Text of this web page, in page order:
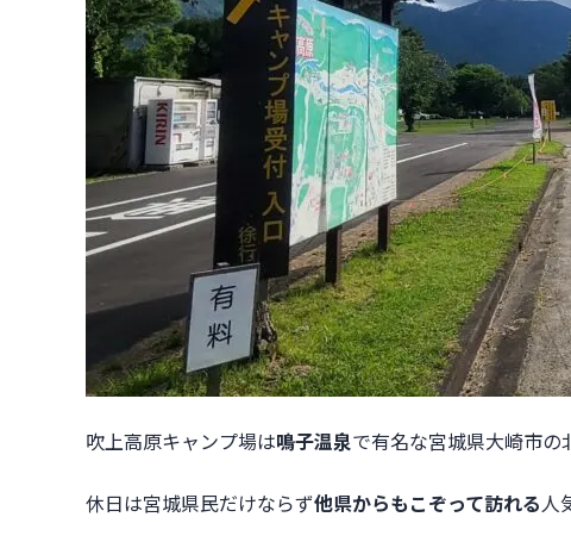
吹上高原キャンプ場は鳴子温泉で有名な宮城県大崎市の
休日は宮城県民だけならず他県からもこぞって訪れる人